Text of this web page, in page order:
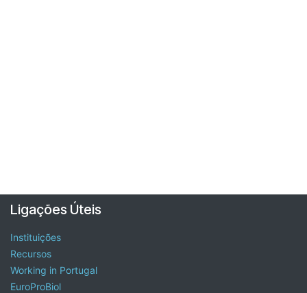
Ligações Úteis
Instituições
Recursos
Working in Portugal
EuroProBiol